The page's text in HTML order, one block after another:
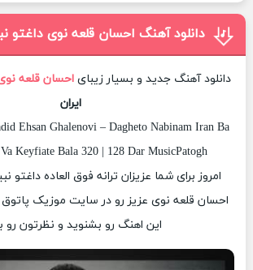
دانلود آهنگ احسان قلعه نوی داغتو
دانلود آهنگ جدید و بسیار زیبای احسان قلعه
ایران
Ehsan Ghalenovi – Dagheto Nabinam Iran Ba
Keyfiate Bala 320 | 128 Dar MusicPatogh
امروز برای شما عزیزان ترانه فوق العاده داغتو
احسان قلعه نوی عزیز رو در سایت موزیک پاتوق
این اهنگ رو بشنوید و نظرتون رو